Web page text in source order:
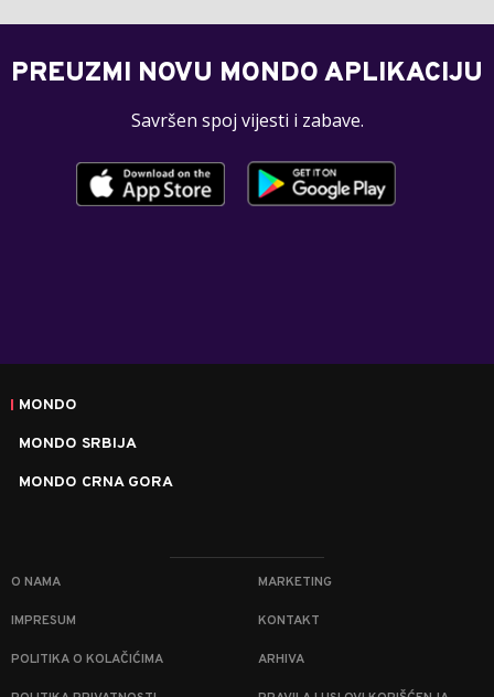
PREUZMI NOVU MONDO APLIKACIJU
Savršen spoj vijesti i zabave.
MONDO
MONDO SRBIJA
MONDO CRNA GORA
O NAMA MARKETING
IMPRESUM KONTAKT
POLITIKA O KOLAČIĆIMA ARHIVA